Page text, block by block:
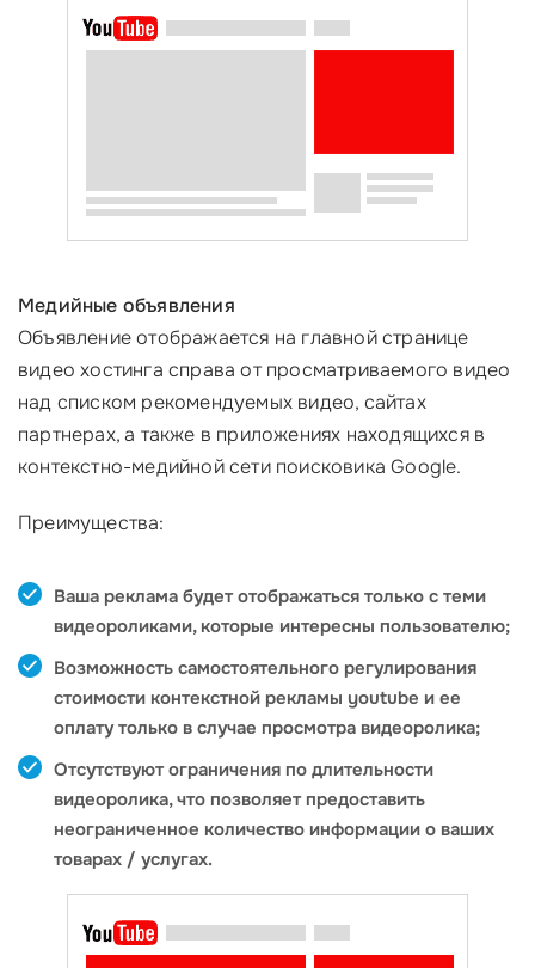
Медийные объявления
Объявление отображается на главной странице
видео хостинга справа от просматриваемого видео
над списком рекомендуемых видео, сайтах
партнерах, а также в приложениях находящихся в
контекстно-медийной сети поисковика Google.
Преимущества:
Ваша реклама будет отображаться только с теми
видеороликами, которые интересны пользователю;
Возможность самостоятельного регулирования
стоимости контекстной рекламы youtube и ее
оплату только в случае просмотра видеоролика;
Отсутствуют ограничения по длительности
видеоролика, что позволяет предоставить
неограниченное количество информации о ваших
товарах / услугах.